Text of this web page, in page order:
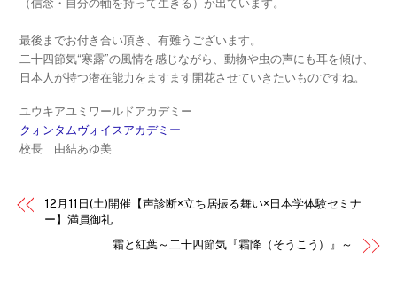
（信念・自分の軸を持って生きる）が出ています。
最後までお付き合い頂き、有難うございます。
二十四節気“寒露”の風情を感じながら、動物や虫の声にも耳を傾け、
日本人が持つ潜在能力をますます開花させていきたいものですね。
ユウキアユミワールドアカデミー
クォンタムヴォイスアカデミー
校長 由結あゆ美
12月11日(土)開催【声診断×立ち居振る舞い×日本学体験セミナ
ー】満員御礼
霜と紅葉～二十四節気『霜降（そうこう）』～